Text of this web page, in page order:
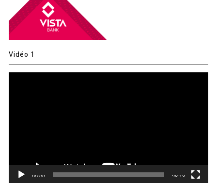
Vidéo 1
00:00 28:13